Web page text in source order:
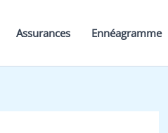
Assurances Ennéagramme
69,30 €.